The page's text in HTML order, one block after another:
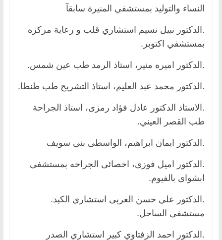
النساء والتوليد بمستشفي المنيرة سابقآ
.الدكتور نبيل نسيم استشاري قلب و رعاية مركزه
بمستشفي اكتوبر.
.الدكتور اميره منير، استاذ الرمد طب عين شمس.
.الدكتور محمد عبد العليم، استاذ التشريح طب طنطا.
.الاستاذ الدكتور عادل فؤاد رمزى، استاذ الجراحة
طب القصر العيني.
.الدكتور ايمان ابراهيم، الواسطى بنى سويف
.الدكتور اميل فوزى، اخصائى الجراحه بمستشفى
ابشواى بالفيوم.
.الدكتور علي حسن العربى استشاري الكبد.
مستشفى الساحل.
.الدكتور احمد الزفتاوي كبير استشاري الصدر